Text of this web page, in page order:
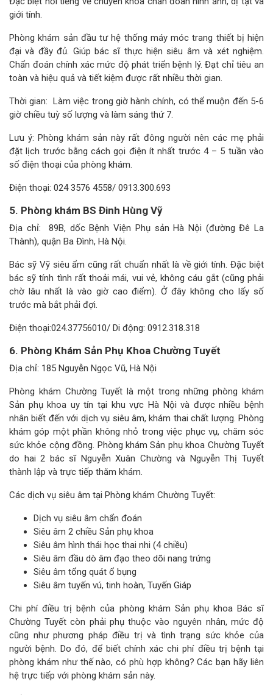
giới tính.
Phòng khám sản đầu tư hệ thống máy móc trang thiết bị hiện
đại và đầy đủ. Giúp bác sĩ thực hiện siêu âm và xét nghiệm.
Chẩn đoán chính xác mức độ phát triển bệnh lý. Đạt chỉ tiêu an
toàn và hiệu quả và tiết kiệm được rất nhiều thời gian.
Thời gian: Làm việc trong giờ hành chính, có thể muộn đến 5-6
giờ chiều tuỳ số lượng và làm sáng thứ 7.
Lưu ý: Phòng khám sản này rất đông người nên các mẹ phải
đặt lịch trước bằng cách gọi điện ít nhất trước 4 – 5 tuần vào
số điện thoại của phòng khám.
Điện thoại: 024 3576 4558/ 0913.300.693
5. Phòng khám BS Đinh Hùng Vỹ
Địa chỉ: 89B, dốc Bệnh Viện Phụ sản Hà Nội (đường Đê La
Thành), quận Ba Đình, Hà Nội.
Bác sỹ Vỹ siêu ẩm cũng rất chuẩn nhất là về giới tính. Đặc biệt
bác sỹ tính tình rất thoải mái, vui vẻ, không cáu gắt (cũng phải
chờ lâu nhất là vào giờ cao điểm). Ở đây không cho lấy số
trước mà bắt phải đợi.
Điện thoại:024.37756010/ Di động: 0912.318.318
6. Phòng Khám Sản Phụ Khoa Chường Tuyết
Địa chỉ: 185 Nguyễn Ngọc Vũ, Hà Nội
Phòng khám Chường Tuyết là một trong những phòng khám
Sản phụ khoa uy tín tại khu vực Hà Nội và được nhiều bệnh
nhân biết đến với dịch vụ siêu âm, khám thai chất lượng. Phòng
khám góp một phần không nhỏ trong việc phục vụ, chăm sóc
sức khỏe cộng đồng. Phòng khám Sản phụ khoa Chường Tuyết
do hai 2 bác sĩ Nguyễn Xuân Chường và Nguyễn Thị Tuyết
thành lập và trực tiếp thăm khám.
Các dịch vụ siêu âm tại Phòng khám Chường Tuyết:
Dịch vụ siêu âm chẩn đoán
Siêu âm 2 chiều Sản phụ khoa
Siêu âm hình thái học thai nhi (4 chiều)
Siêu âm đầu dò âm đạo theo dõi nang trứng
Siêu âm tổng quát ổ bụng
Siêu âm tuyến vú, tinh hoàn, Tuyến Giáp
Chi phí điều trị bệnh của phòng khám Sản phụ khoa Bác sĩ
Chường Tuyết còn phải phụ thuộc vào nguyên nhân, mức độ
cũng như phương pháp điều trị và tình trạng sức khỏe của
người bệnh. Do đó, để biết chính xác chi phí điều trị bệnh tại
phòng khám như thế nào, có phù hợp không? Các bạn hãy liên
hệ trực tiếp với phòng khám sản này.